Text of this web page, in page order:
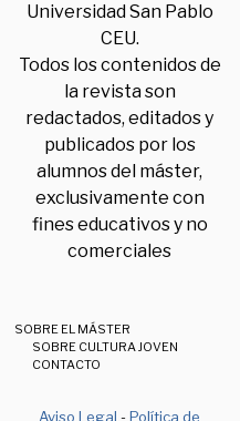
Universidad San Pablo
CEU.
Todos los contenidos de
la revista son
redactados, editados y
publicados por los
alumnos del máster,
exclusivamente con
fines educativos y no
comerciales
SOBRE EL MÁSTER
SOBRE CULTURA JOVEN
CONTACTO
Aviso Legal -Política de